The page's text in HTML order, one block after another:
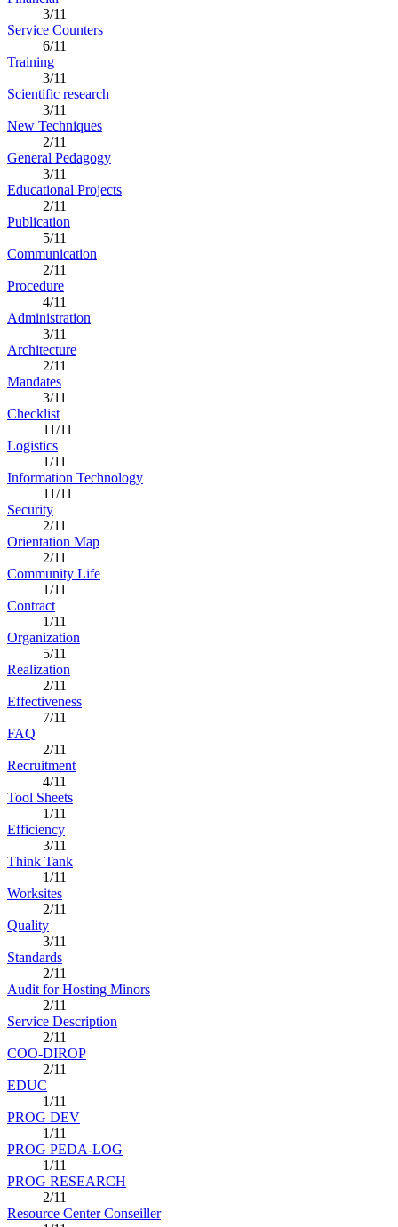
3/11
Service Counters
6/11
Training
3/11
Scientific research
3/11
New Techniques
2/11
General Pedagogy
3/11
Educational Projects
2/11
Publication
5/11
Communication
2/11
Procedure
4/11
Administration
3/11
Architecture
2/11
Mandates
3/11
Checklist
11/11
Logistics
1/11
Information Technology
11/11
Security
2/11
Orientation Map
2/11
Community Life
1/11
Contract
1/11
Organization
5/11
Realization
2/11
Effectiveness
7/11
FAQ
2/11
Recruitment
4/11
Tool Sheets
1/11
Efficiency
3/11
Think Tank
1/11
Worksites
2/11
Quality
3/11
Standards
2/11
Audit for Hosting Minors
2/11
Service Description
2/11
COO-DIROP
2/11
EDUC
1/11
PROG DEV
1/11
PROG PEDA-LOG
1/11
PROG RESEARCH
2/11
Resource Center Conseiller